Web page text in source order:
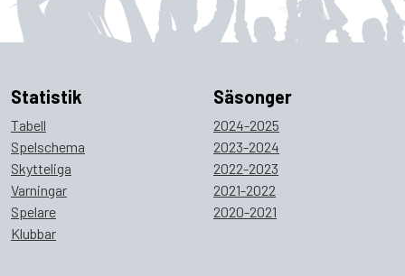
Statistik
Tabell
Spelschema
Skytteliga
Varningar
Spelare
Klubbar
Säsonger
2024-2025
2023-2024
2022-2023
2021-2022
2020-2021